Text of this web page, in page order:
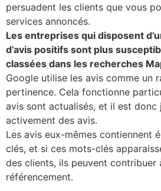
persuadent les clients que vous
services annoncés.
Les entreprises qui disposent
d’avis positifs sont plus
classées dans les recherches
Google utilise les avis comme un
pertinence. Cela fonctionne
avis sont actualisés, et il est
activement des avis.
Les avis eux-mêmes contiennent
clés, et si ces mots-clés
des clients, ils peuvent contribuer
référencement.